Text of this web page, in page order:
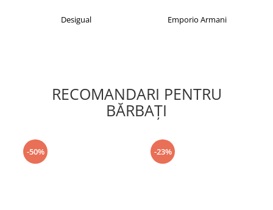
Desigual Emporio Armani
RECOMANDARI PENTRU
BĂRBAŢI
-50% -23%